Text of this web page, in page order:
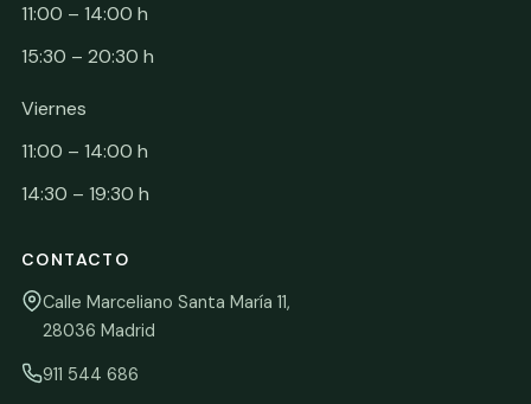
11:00 – 14:00 h
15:30 – 20:30 h
Viernes
11:00 – 14:00 h
14:30 – 19:30 h
CONTACTO
Calle Marceliano Santa María 11,
28036 Madrid
911 544 686